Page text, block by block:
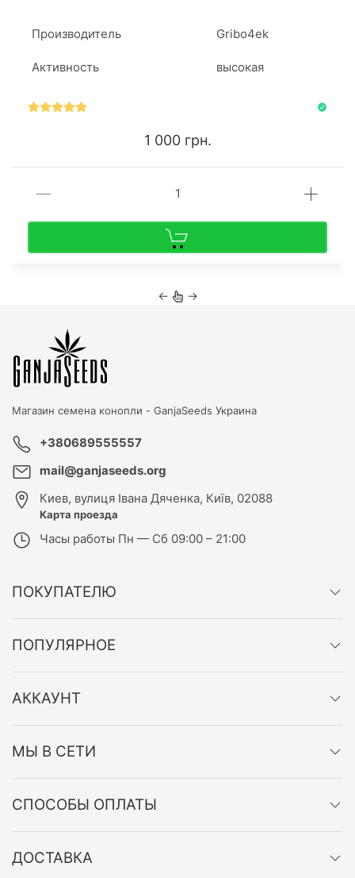
любителей волшебных грибов.
Производитель Gribo4ek
Активность высокая
1 000 грн.
← →
Магазин семена конопли - GanjaSeeds Украина
+380689555557
mail@ganjaseeds.org
Киев, вулиця Івана Дяченка, Київ, 02088
Карта проезда
Часы работы Пн — Сб 09:00 – 21:00
ПОКУПАТЕЛЮ
ПОПУЛЯРНОЕ
АККАУНТ
МЫ В СЕТИ
СПОСОБЫ ОПЛАТЫ
ДОСТАВКА